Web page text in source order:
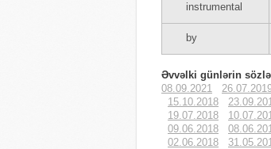
instrumental
by
Əvvəlki günlərin
08.09.2021
15.10.2018
19.07.2018
09.06.2018
02.06.2018